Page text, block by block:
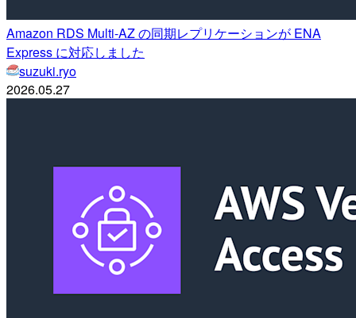
Amazon RDS Multi-AZ の同期レプリケーションが ENA
Express に対応しました
suzuki.ryo
2026.05.27